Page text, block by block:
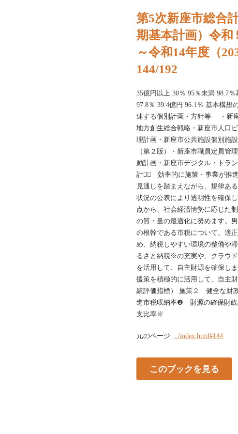
第5次新座市総合
期基本計画）令和
～令和14年度（
144/192
35億円以上 30％ 95％未満 98.7
97.8％ 39.4億円 96.1％ 基本構想
連する個別計画・方針等 ・新
地方創生総合戦略・新座市人口
理計画・新座市公共施設個別施
（第２版）・新座市職員定員管
動計画・新座市デジタル・トラ
計画⃝ 効率的に施策・事業が推
見通しを踏まえながら、規律あ
状況の公表により透明性を確保
点から、社会経済情勢に応じた
の質・量の最適化に努めます。
の根幹である市税について、適
め、納税しやすい環境の整備や
るさと納税※の充実や、クラウ
を活用して、自主財源を確保し
援策を積極的に活用して、自主
績評価指標） 施策２ 健全な財
進市税収納率❷ 財源の確保財
支比率※
元のページ ../index.html#144
このブックを見る